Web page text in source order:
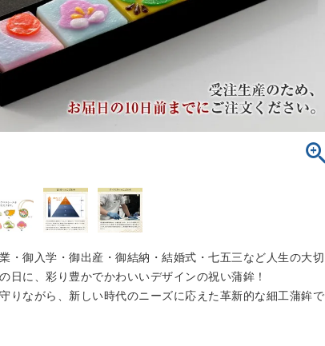
・御入学・御出産・御結納・結婚式・七五三など人生の大切
日に、彩り豊かでかわいいデザインの祝い蒲鉾！
りながら、新しい時代のニーズに応えた革新的な細工蒲鉾で